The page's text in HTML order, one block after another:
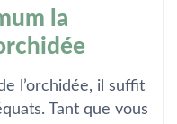
la
l’orchidée, il suffit
Tant que vous